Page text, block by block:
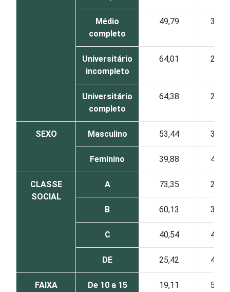
Médio
completo
49,79 33,11
Universitário
incompleto
64,01 27,29
Universitário
completo
64,38 27,08
SEXO Masculino 53,44 32,26
Feminino 39,88 41,76
CLASSE
SOCIAL
A 73,35 20,92
B 60,13 30,18
C 40,54 40,56
DE 25,42 47,85
FAIXA
De 10 a 15
19,11 52,88